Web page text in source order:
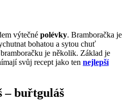
výtečné polévky. Bramboračka je
bohatou a sytou chuť
je několik. Základ je
svůj recept jako ten nejlepší
– buřtguláš